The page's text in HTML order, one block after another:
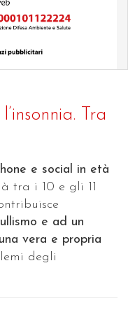
Tra
e social in età
tra i 10 e gli 11
e ad un
vera e propria
degli